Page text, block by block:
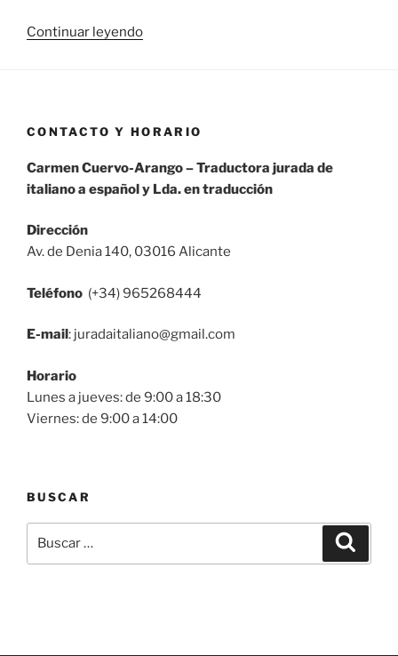
Continuar leyendo«Traducción
penales»
CONTACTO Y HORARIO
Carmen Cuervo-Arango – Traductora jurada de
italiano a español y Lda. en traducción
Dirección
Av. de Denia 140, 03016 Alicante
Teléfono (+34) 965268444
E-mail: juradaitaliano@gmail.com
Horario
Lunes a jueves: de 9:00 a 18:30
Viernes: de 9:00 a 14:00
BUSCAR
por: